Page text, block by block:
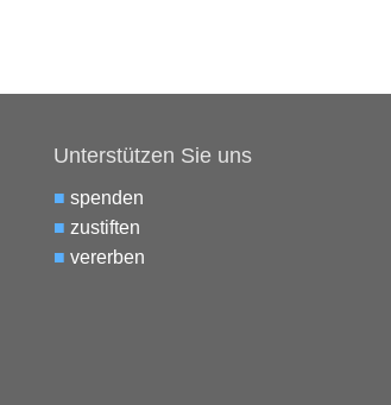
Unterstützen Sie uns
■ spenden
■ zustiften
■ vererben